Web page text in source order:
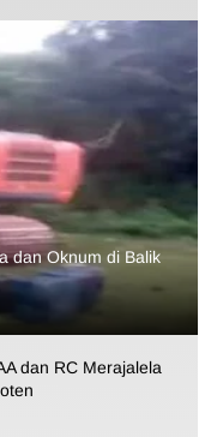
dan Oknum di Balik
dan RC Merajalela